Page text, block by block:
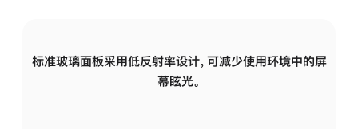
标准玻璃面板采用低反射率设计，可减少使用环境中的屏
幕眩光。